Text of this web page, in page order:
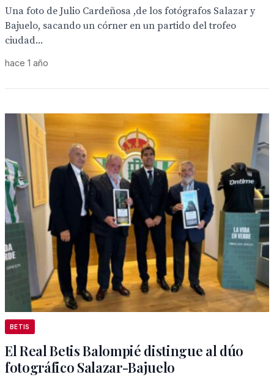
Una foto de Julio Cardeñosa ,de los fotógrafos Salazar y
Bajuelo, sacando un córner en un partido del trofeo
ciudad...
hace 1 año
BETIS
El Real Betis Balompié distingue al dúo
fotográfico Salazar-Bajuelo